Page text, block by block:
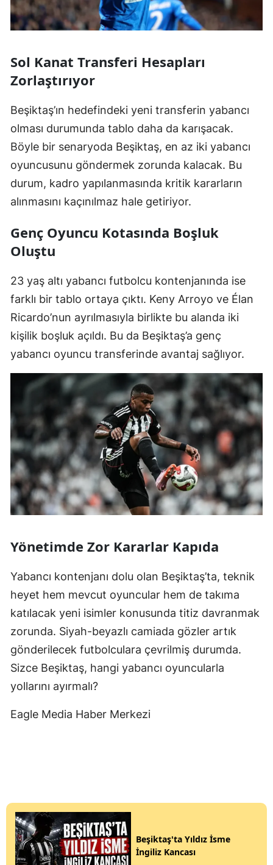
Sol Kanat Transferi Hesapları
Zorlaştırıyor
Beşiktaş’ın hedefindeki yeni transferin yabancı
olması durumunda tablo daha da karışacak.
Böyle bir senaryoda Beşiktaş, en az iki yabancı
oyuncusunu göndermek zorunda kalacak. Bu
durum, kadro yapılanmasında kritik kararların
alınmasını kaçınılmaz hale getiriyor.
Genç Oyuncu Kotasında Boşluk
Oluştu
23 yaş altı yabancı futbolcu kontenjanında ise
farklı bir tablo ortaya çıktı. Keny Arroyo ve Élan
Ricardo’nun ayrılmasıyla birlikte bu alanda iki
kişilik boşluk açıldı. Bu da Beşiktaş’a genç
yabancı oyuncu transferinde avantaj sağlıyor.
Yönetimde Zor Kararlar Kapıda
Yabancı kontenjanı dolu olan Beşiktaş’ta, teknik
heyet hem mevcut oyuncular hem de takıma
katılacak yeni isimler konusunda titiz davranmak
zorunda. Siyah-beyazlı camiada gözler artık
gönderilecek futbolculara çevrilmiş durumda.
Sizce Beşiktaş, hangi yabancı oyuncularla
yollarını ayırmalı?
Eagle Media Haber Merkezi
Beşiktaş'ta Yıldız İsme
İngiliz Kancası